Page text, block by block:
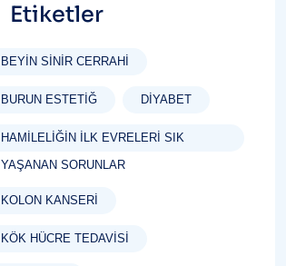
Etiketler
BEYIN SINIR CERRAHI
BURUN ESTETIĞ DIYABET
HAMILELIĞIN İLK EVRELERI SIK
YAŞANAN SORUNLAR
KOLON KANSERI
KÖK HÜCRE TEDAVISI